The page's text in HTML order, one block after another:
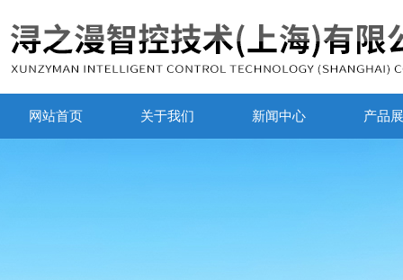
网站首页 关于我们 新闻中心 产品